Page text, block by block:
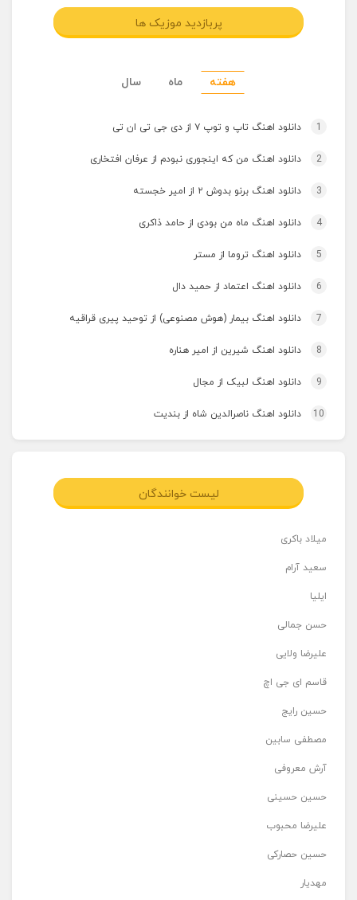
پربازدید موزیک ها
هفته ماه سال
1 دانلود اهنگ تاپ و توپ ۷ از دی جی تی ان تی
2 دانلود اهنگ من که اینجوری نبودم از عرفان افتخاری
3 دانلود اهنگ برنو بدوش ۲ از امیر خجسته
4 دانلود اهنگ ماه من بودی از حامد ذاکری
5 دانلود اهنگ تروما از مستر
6 دانلود اهنگ اعتماد از حمید دال
7 دانلود اهنگ بیمار (هوش مصنوعی) از توحید پیری قراقیه
8 دانلود اهنگ شیرین از امیر هناره
9 دانلود اهنگ لبیک از مجال
10 دانلود اهنگ ناصرالدین شاه از بندیت
لیست خوانندگان
میلاد باکری
سعید آرام
ایلیا
حسن جمالی
علیرضا ولایی
قاسم ای جی اچ
حسین رایج
مصطفی سابین
آرش معروفی
حسین حسینی
علیرضا محبوب
حسین حصارکی
مهدیار